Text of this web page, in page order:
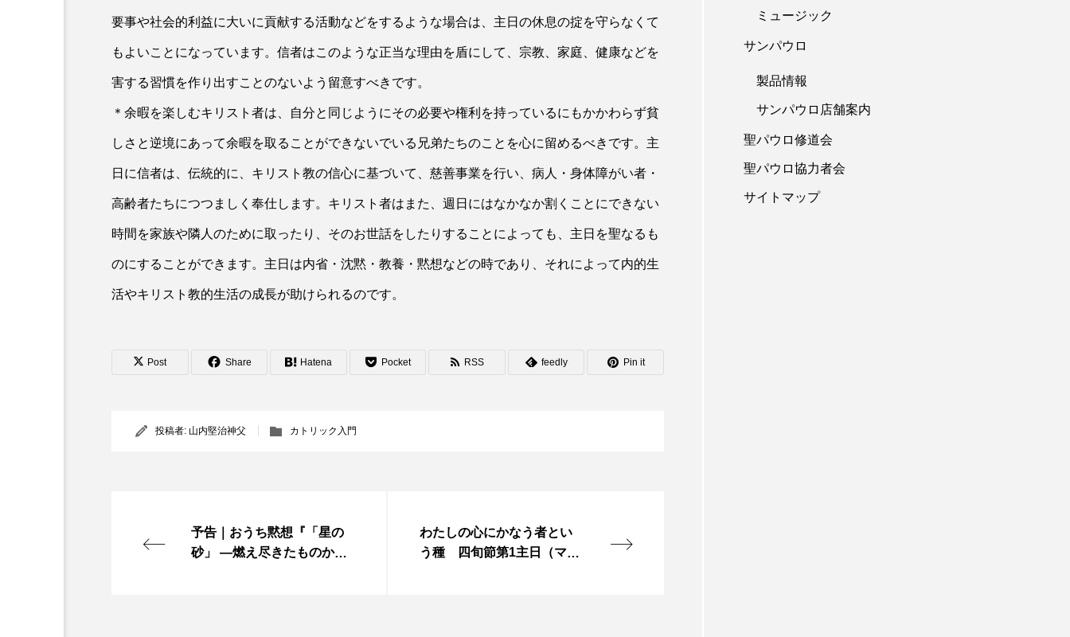
要事や社会的利益に大いに貢献する活動などをするような場合は、主日の休息の掟を守らなくて
もよいことになっています。信者はこのような正当な理由を盾にして、宗教、家庭、健康などを
害する習慣を作り出すことのないよう留意すべきです。
＊余暇を楽しむキリスト者は、自分と同じようにその必要や権利を持っているにもかかわらず貧
しさと逆境にあって余暇を取ることができないでいる兄弟たちのことを心に留めるべきです。主
日に信者は、伝統的に、キリスト教の信心に基づいて、慈善事業を行い、病人・身体障がい者・
高齢者たちにつつましく奉仕します。キリスト者はまた、週日にはなかなか割くことにできない
時間を家族や隣人のために取ったり、そのお世話をしたりすることによっても、主日を聖なるも
のにすることができます。主日は内省・沈黙・教養・黙想などの時であり、それによって内的生
活やキリスト教的生活の成長が助けられるのです。
Post Share Hatena Pocket RSS feedly Pin it
投稿者: 山内堅治神父 カトリック入門
予告｜おうち黙想『「星の
砂」 ―燃え尽きたものか
わたしの心にかなう者とい
う種 四旬節第1主日（マタ
ミュージック
サンパウロ
製品情報
サンパウロ店舗案内
聖パウロ修道会
聖パウロ協力者会
サイトマップ